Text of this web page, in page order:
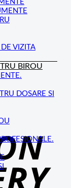
VIZITA
BIROU
DOSARE SI